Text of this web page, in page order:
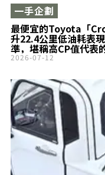
最便宜的Toyota「
升22.4公里低油耗表
準，堪稱高CP值代表
一手企劃
2026-07-12